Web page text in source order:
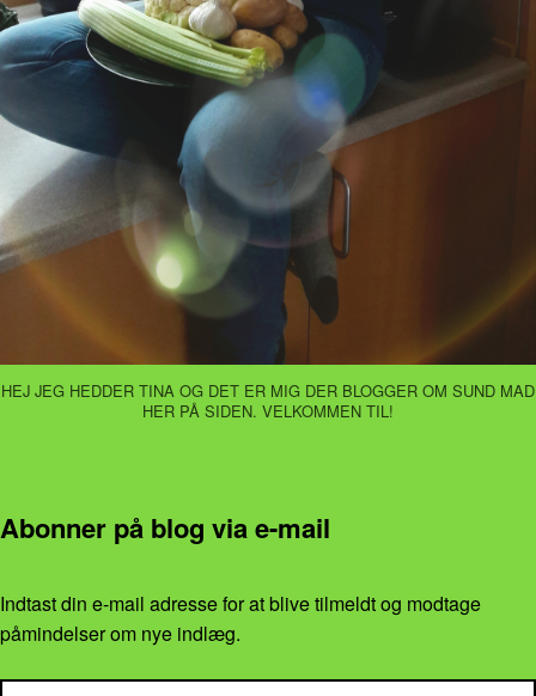
HEJ JEG HEDDER TINA OG DET ER MIG DER BLOGGER OM SUND MAD
HER PÅ SIDEN. VELKOMMEN TIL!
Abonner på blog via e-mail
Indtast din e-mail adresse for at blive tilmeldt og modtage
påmindelser om nye indlæg.
E-mail-adresse